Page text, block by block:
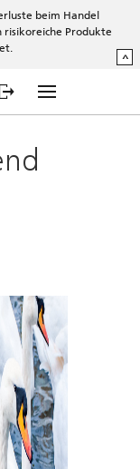
beim Handel
Produkte
^